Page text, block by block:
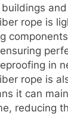
rope is
in
rope is
it can
reducing